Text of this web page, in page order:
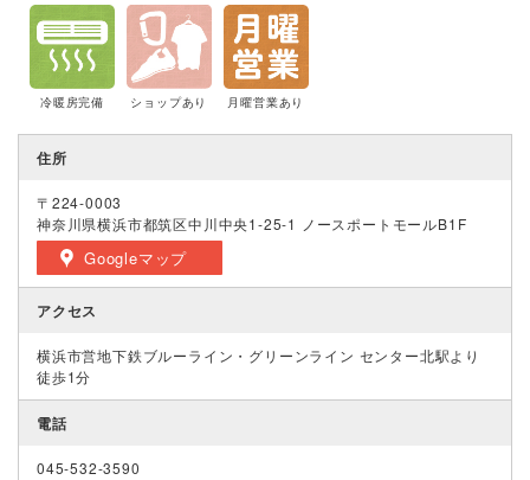
冷暖房完備 ショップあり 月曜営業あり
住所
〒224-0003
神奈川県横浜市都筑区中川中央1-25-1 ノースポートモールB1F
Googleマップ
アクセス
横浜市営地下鉄ブルーライン・グリーンライン センター北駅より
徒歩1分
電話
045-532-3590